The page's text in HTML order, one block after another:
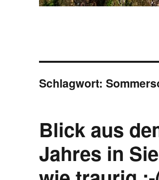
Schlagwort:
Blick aus
Jahres in